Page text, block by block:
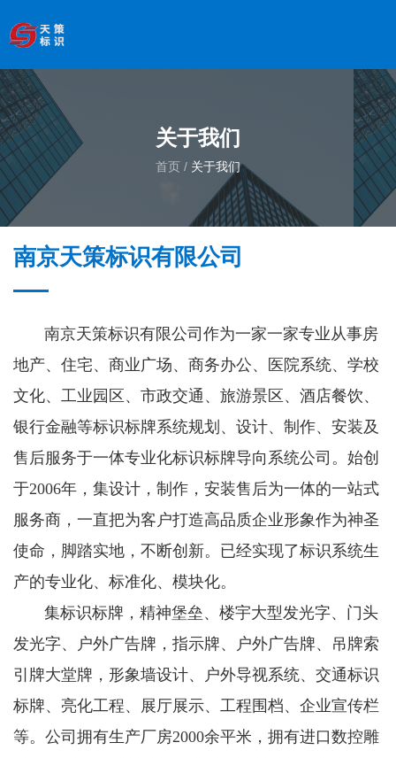
欢迎访问南京天策标识有限公司官网
医院、银行、政府、房地产、企事业单位、景区等基础建设
领域
/ 关于我们
关于我们
首页 / 关于我们
南京天策标识有限公司
南京天策标识有限公司作为一家一家专业从事房
地产、住宅、商业广场、商务办公、医院系统、学校
文化、工业园区、市政交通、旅游景区、酒店餐饮、
银行金融等标识标牌系统规划、设计、制作、安装及
售后服务于一体专业化标识标牌导向系统公司。始创
于2006年，集设计，制作，安装售后为一体的一站式
服务商，一直把为客户打造高品质企业形象作为神圣
使命，脚踏实地，不断创新。已经实现了标识系统生
产的专业化、标准化、模块化。
集标识标牌，精神堡垒、楼宇大型发光字、门头
发光字、户外广告牌，指示牌、户外广告牌、吊牌索
引牌大堂牌，形象墙设计、户外导视系统、交通标识
标牌、亮化工程、展厅展示、工程围档、企业宣传栏
等。公司拥有生产厂房2000余平米，拥有进口数控雕